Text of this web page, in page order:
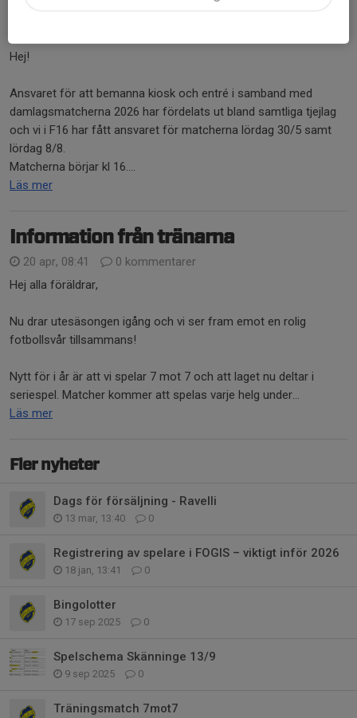
Hej!
Ansvaret för att bemanna kiosk och entré i samband med
damlagsmatcherna 2026 har fördelats ut bland samtliga tjejlag
och vi i F16 har fått ansvaret för matcherna lördag 30/5 samt
lördag 8/8.
Matcherna börjar kl 16....
Läs mer
Information från tränarna
20 apr, 08:41
0 kommentarer
Hej alla föräldrar,
Nu drar utesäsongen igång och vi ser fram emot en rolig
fotbollsvår tillsammans!
Nytt för i år är att vi spelar 7 mot 7 och att laget nu deltar i
seriespel. Matcher kommer att spelas varje helg under...
Läs mer
Fler nyheter
Dags för försäljning - Ravelli
13 mar, 13:40 0
Registrering av spelare i FOGIS – viktigt inför 2026
18 jan, 13:41 0
Bingolotter
17 sep 2025 0
Spelschema Skänninge 13/9
9 sep 2025 0
Träningsmatch 7mot7